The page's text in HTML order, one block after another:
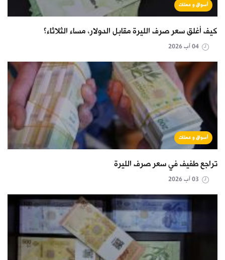
أسواق و عملات
كيف أغلق سعر صرف الليرة مقابل الدولار، مساء الثلاثاء؟
أسواق و عملات
تراجع طفيف في سعر صرف الليرة